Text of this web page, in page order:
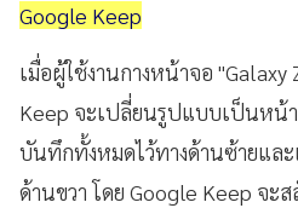
Google Keep
เมื่อผู้ใช้งานกางหน้าจอ
Keep จะเปลี่ยนรูปแบบเป็นหน้
บันทึกทั้งหมดไว้ทางด้านซ้ายและ
ด้านขวา โดย Google Keep จะ